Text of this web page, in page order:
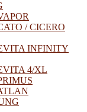
/ CICERO
INFINITY
4/XL